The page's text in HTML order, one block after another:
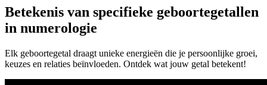
Betekenis van specifieke geboortegetallen
in numerologie
Elk geboortegetal draagt unieke energieën die je persoonlijke groei,
keuzes en relaties beïnvloeden. Ontdek wat jouw getal betekent!